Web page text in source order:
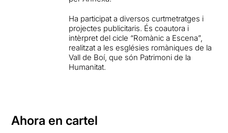
Ha participat a diversos curtmetratges i
projectes publicitaris. És coautora i
intèrpret del cicle “Romànic a Escena”,
realitzat a les esglésies romàniques de la
Vall de Boí, que són Patrimoni de la
Humanitat.
Ahora en cartel